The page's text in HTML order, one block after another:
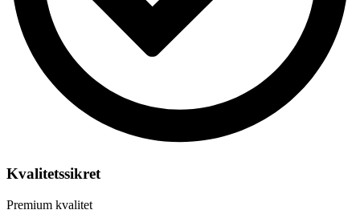
Kvalitetssikret
Premium kvalitet